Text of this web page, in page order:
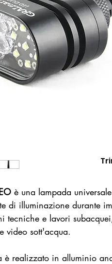
è una lampada
di illuminazione durante
tecniche e lavori
video sott'acqua.
è realizzato in alluminio